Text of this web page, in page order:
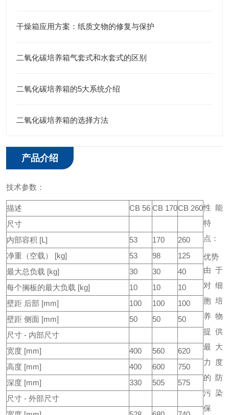
干燥箱应用方案：纸质文物的修复与保护
二氧化碳培养箱气套式和水套式的区别
二氧化碳培养箱的5大系统介绍
二氧化碳培养箱的选择方法
产品介绍
技术参数：
描述 CB 56 CB 170CB 260
尺寸
内部容积 [L]
53 170
260
净重（空载） [kg]
53 98
125
最大总负载 [kg]
30 30
40
每个搁板的最大负载 [kg]
10 10
10
壁距 后部 [mm]
100 100
100
壁距 侧面 [mm]
50 50
50
尺寸 - 内部尺寸
宽度 [mm]
400 560
620
高度 [mm]
400 600
750
深度 [mm]
330 505
575
尺寸 - 外部尺寸
性能
特
点：
优势
由于
对细
胞培
养物
提供
最大
力度
的防
污染
保